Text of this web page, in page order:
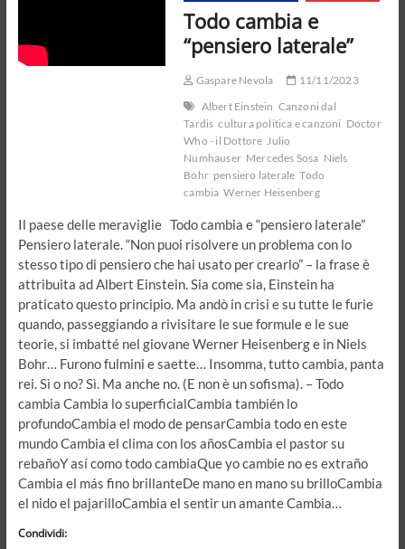
Todo cambia e
“pensiero laterale”
Gaspare Nevola
11/11/2023
Albert Einstein Canzoni dal
Tardis cultura politica e canzoni Doctor
Who - il Dottore Julio
Numhauser Mercedes Sosa Niels
Bohr pensiero laterale Todo
cambia Werner Heisenberg
Il paese delle meraviglie Todo cambia e “pensiero laterale”
Pensiero laterale. “Non puoi risolvere un problema con lo
stesso tipo di pensiero che hai usato per crearlo” – la frase è
attribuita ad Albert Einstein. Sia come sia, Einstein ha
praticato questo principio. Ma andò in crisi e su tutte le furie
quando, passeggiando a rivisitare le sue formule e le sue
teorie, si imbatté nel giovane Werner Heisenberg e in Niels
Bohr… Furono fulmini e saette… Insomma, tutto cambia, panta
rei. Sì o no? Sì. Ma anche no. (E non è un sofisma). – Todo
cambia Cambia lo superficialCambia también lo
profundoCambia el modo de pensarCambia todo en este
mundo Cambia el clima con los añosCambia el pastor su
rebañoY así como todo cambiaQue yo cambie no es extraño
Cambia el más fino brillanteDe mano en mano su brilloCambia
el nido el pajarilloCambia el sentir un amante Cambia…
Condividi: